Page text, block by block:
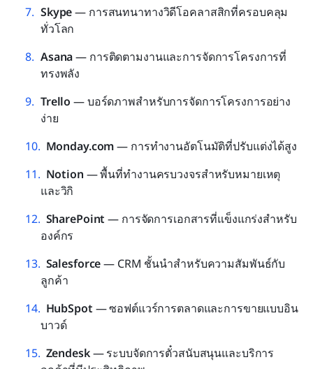
Skype — การสนทนาทางวิดีโอคลาสสิกที่ครอบคลุม
ทั่วโลก
Asana — การติดตามงานและการจัดการโครงการที่
ทรงพลัง
Trello — บอร์ดภาพสำหรับการจัดการโครงการอย่าง
ง่าย
Monday.com — การทำงานอัตโนมัติที่ปรับแต่งได้สูง
Notion — พื้นที่ทำงานครบวงจรสำหรับหมายเหตุ
และวิกิ
SharePoint — การจัดการเอกสารที่แข็งแกร่งสำหรับ
องค์กร
Salesforce — CRM ชั้นนำสำหรับความสัมพันธ์กับ
ลูกค้า
HubSpot — ซอฟต์แวร์การตลาดและการขายแบบอิน
บาวด์
Zendesk — ระบบจัดการตั๋วสนับสนุนและบริการ